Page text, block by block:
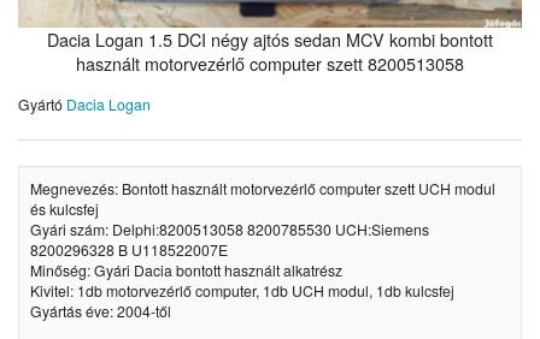
Dacia Logan 1.5 DCI négy ajtós sedan MCV kombi bontott
használt motorvezérlő computer szett 8200513058
Gyártó Dacia Logan
Megnevezés: Bontott használt motorvezérlő computer szett UCH modul
és kulcsfej
Gyári szám: Delphi:8200513058 8200785530 UCH:Siemens
8200296328 B U118522007E
Minőség: Gyári Dacia bontott használt alkatrész
Kivitel: 1db motorvezérlő computer, 1db UCH modul, 1db kulcsfej
Gyártás éve: 2004-től